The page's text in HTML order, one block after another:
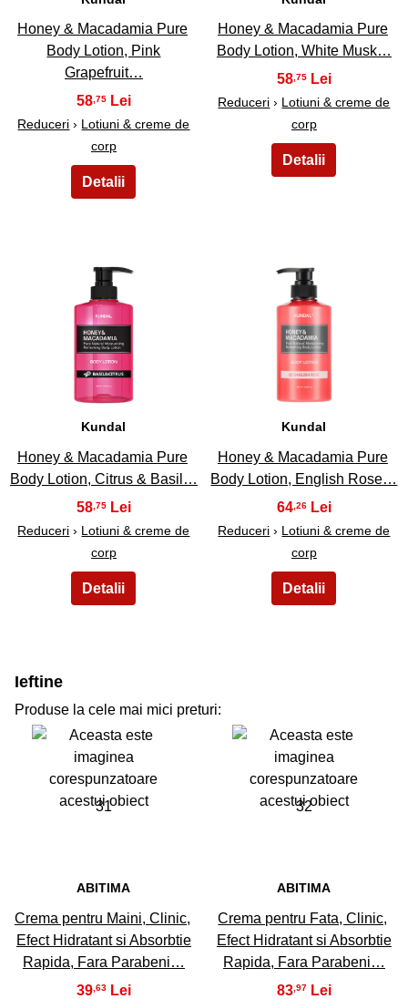
Honey & Macadamia Pure
Body Lotion, Pink
Grapefruit…
58 ,75
Reduceri › Lotiuni & creme de
corp
Honey & Macadamia Pure
Body Lotion, White Musk…
58 ,75
Reduceri › Lotiuni & creme de
corp
29
Kundal
Honey & Macadamia Pure
Body Lotion, Citrus & Basil…
58 ,75
Reduceri › Lotiuni & creme de
corp
30
Kundal
Honey & Macadamia Pure
Body Lotion, English Rose…
64 ,26
Reduceri › Lotiuni & creme de
corp
Ieftine
Produse la cele mai mici preturi:
31
ABITIMA
Crema pentru Maini, Clinic,
Efect Hidratant si Absorbtie
Rapida, Fara Parabeni…
39,63
32
ABITIMA
Crema pentru Fata, Clinic,
Efect Hidratant si Absorbtie
Rapida, Fara Parabeni…
83,97